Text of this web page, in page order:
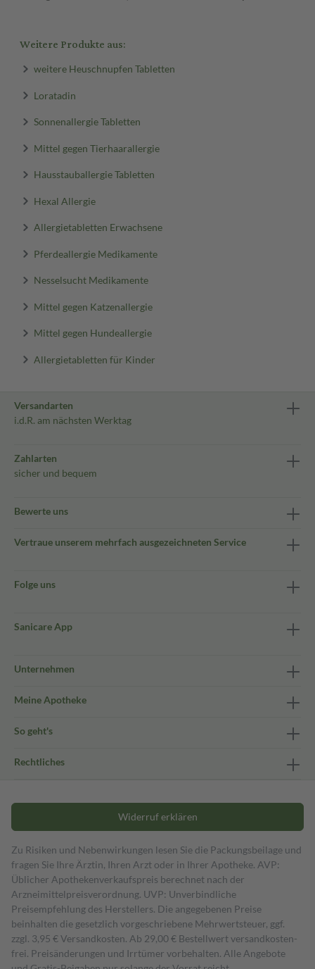
Weitere Produkte aus:
weitere Heuschnupfen Tabletten
Loratadin
Sonnenallergie Tabletten
Mittel gegen Tierhaarallergie
Hausstauballergie Tabletten
Hexal Allergie
Allergietabletten Erwachsene
Pferdeallergie Medikamente
Nesselsucht Medikamente
Mittel gegen Katzenallergie
Mittel gegen Hundeallergie
Allergietabletten für Kinder
Versandarten
i.d.R. am nächsten Werktag
Zahlarten
sicher und bequem
Bewerte uns
Vertraue unserem mehrfach ausgezeichneten Service
Folge uns
Sanicare App
Unternehmen
Meine Apotheke
So geht's
Rechtliches
Widerruf erklären
Zu Risiken und Nebenwirkungen lesen Sie die Packungsbeilage und
fragen Sie Ihre Ärztin, Ihren Arzt oder in Ihrer Apotheke. AVP:
Üblicher Apothekenverkaufspreis berechnet nach der
Arzneimittelpreisverordnung. UVP: Unverbindliche
Preisempfehlung des Herstellers. Die angegebenen Preise
beinhalten die gesetzlich vorgeschriebene Mehrwertsteuer, ggf.
zzgl. 3,95 € Versandkosten. Ab 29,00 € Bestell­wert versand­kosten­
frei. Preisänderungen und Irrtümer vorbehalten. Alle Angebote